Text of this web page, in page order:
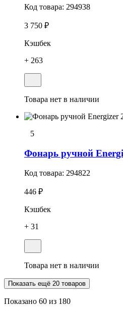
Код товара: 294938
3 750 ₽
Кэшбек
+ 263
Товара нет в наличии
5
Фонарь ручной
Код товара: 294822
446 ₽
Кэшбек
+ 31
Товара нет в наличии
Показать ещё 20 товаров
Показано 60 из 180